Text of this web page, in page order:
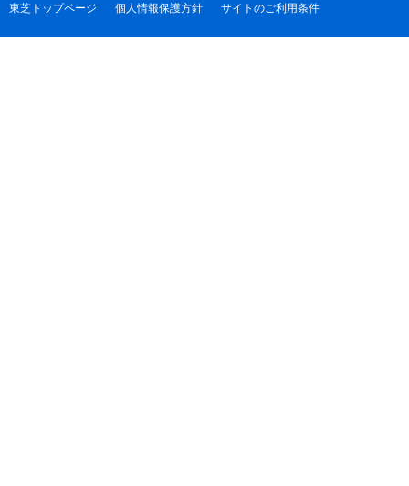
東芝トップページ 個人情報保護方針 サイトのご利用条件